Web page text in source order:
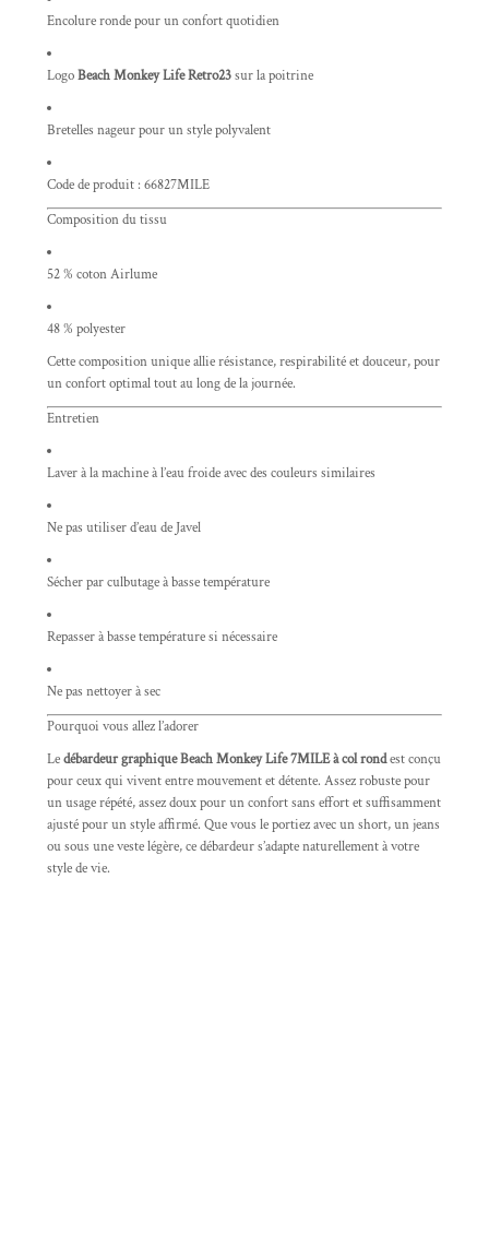
Encolure ronde pour un confort quotidien
LogoBeach Monkey Life Retro23sur la poitrine
Bretelles nageur pour un style polyvalent
Code de produit : 66827MILE
Composition du tissu
52 % coton Airlume
48 % polyester
Cette composition unique allie résistance, respirabilité et douceur, pour
un confort optimal tout au long de la journée.
Entretien
Laver à la machine à l’eau froide avec des couleurs similaires
Ne pas utiliser d’eau de Javel
Sécher par culbutage à basse température
Repasser à basse température si nécessaire
Ne pas nettoyer à sec
Pourquoi vous allez l’adorer
Ledébardeur graphique Beach Monkey Life 7MILE à col rondest conçu
pour ceux qui vivent entre mouvement et détente. Assez robuste pour
un usage répété, assez doux pour un confort sans effort et suffisamment
ajusté pour un style affirmé. Que vous le portiez avec un short, un jeans
ou sous une veste légère, ce débardeur s’adapte naturellement à votre
style de vie.